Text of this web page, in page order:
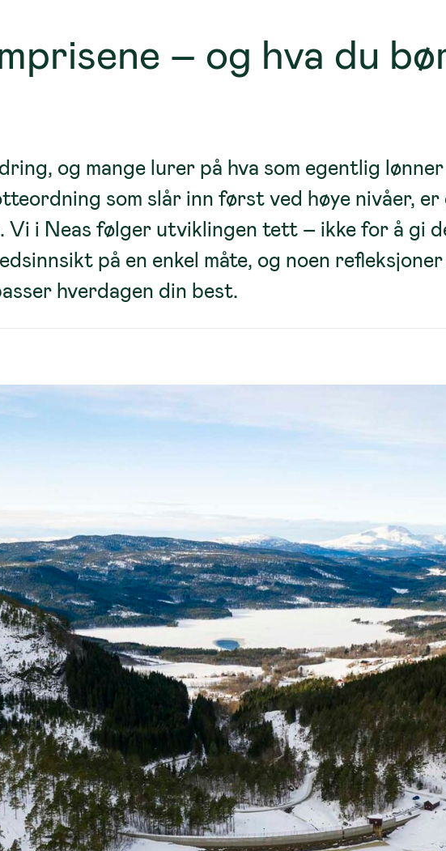
– og hva du
og mange lurer på hva som egentlig
som slår inn først ved høye nivåer,
i Neas følger utviklingen tett – ikke for å gi
på en enkel måte, og noen
hverdagen din best.